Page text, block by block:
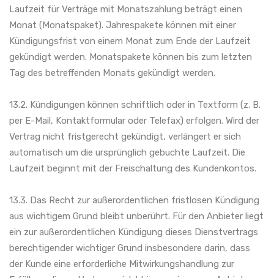
Laufzeit für Verträge mit Monatszahlung beträgt einen
Monat (Monatspaket). Jahrespakete können mit einer
Kündigungsfrist von einem Monat zum Ende der Laufzeit
gekündigt werden. Monatspakete können bis zum letzten
Tag des betreffenden Monats gekündigt werden.
13.2. Kündigungen können schriftlich oder in Textform (z. B.
per E-Mail, Kontaktformular oder Telefax) erfolgen. Wird der
Vertrag nicht fristgerecht gekündigt, verlängert er sich
automatisch um die ursprünglich gebuchte Laufzeit. Die
Laufzeit beginnt mit der Freischaltung des Kundenkontos.
13.3. Das Recht zur außerordentlichen fristlosen Kündigung
aus wichtigem Grund bleibt unberührt. Für den Anbieter liegt
ein zur außerordentlichen Kündigung dieses Dienstvertrags
berechtigender wichtiger Grund insbesondere darin, dass
der Kunde eine erforderliche Mitwirkungshandlung zur